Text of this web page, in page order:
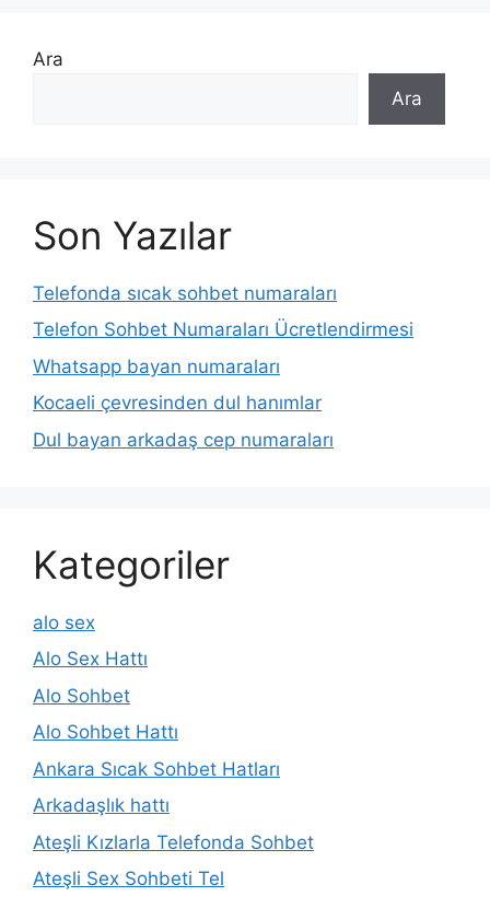
Ara
Ara
Son Yazılar
Telefonda sıcak sohbet numaraları
Telefon Sohbet Numaraları Ücretlendirmesi
Whatsapp bayan numaraları
Kocaeli çevresinden dul hanımlar
Dul bayan arkadaş cep numaraları
Kategoriler
alo sex
Alo Sex Hattı
Alo Sohbet
Alo Sohbet Hattı
Ankara Sıcak Sohbet Hatları
Arkadaşlık hattı
Ateşli Kızlarla Telefonda Sohbet
Ateşli Sex Sohbeti Tel